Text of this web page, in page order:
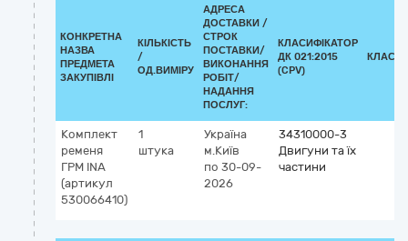
КОНКРЕТНА
НАЗВА
ПРЕДМЕТА
ЗАКУПІВЛІ
КІЛЬКІСТЬ
/
ОД.ВИМІРУ
АДРЕСА
ДОСТАВКИ /
СТРОК
ПОСТАВКИ/
ВИКОНАННЯ
РОБІТ/
НАДАННЯ
ПОСЛУГ:
КЛАСИФІКАТОР
ДК 021:2015
(CPV)
Комплект
ременя
ГРМ INA
(артикул
530066410)
1
штука
Україна
м.Київ
по 30-09-
2026
34310000-3
Двигуни та їх
частини